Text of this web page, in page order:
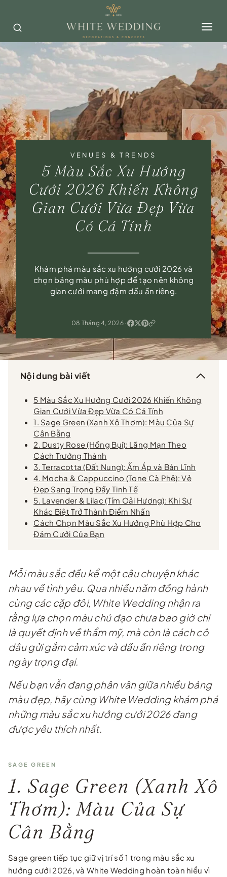
content
VENUES & TRENDS
5 Màu Sắc Xu Hướng
Cưới 2026 Khiến Không
Gian Cưới Vừa Đẹp Vừa
Có Cá Tính
Khám phá màu sắc xu hướng cưới 2026 và
chọn bảng màu phù hợp để tạo nên không
gian cưới mang đậm dấu ấn riêng.
08 Tháng 4, 2026 ·
Nội dung bài viết
5 Màu Sắc Xu Hướng Cưới 2026 Khiến Không
Gian Cưới Vừa Đẹp Vừa Có Cá Tính
1. Sage Green (Xanh Xô Thơm): Màu Của Sự
Cân Bằng
2. Dusty Rose (Hồng Bụi): Lãng Mạn Theo
Cách Trưởng Thành
3. Terracotta (Đất Nung): Ấm Áp và Bản Lĩnh
4. Mocha & Cappuccino (Tone Cà Phê): Vẻ
Đẹp Sang Trọng Đầy Tinh Tế
5. Lavender & Lilac (Tím Oải Hương): Khi Sự
Khác Biệt Trở Thành Điểm Nhấn
Cách Chọn Màu Sắc Xu Hướng Phù Hợp Cho
Đám Cưới Của Bạn
Mỗi màu sắc đều kể một câu chuyện khác
nhau về tình yêu. Qua nhiều năm đồng hành
cùng các cặp đôi, White Wedding nhận ra
rằng lựa chọn màu chủ đạo chưa bao giờ chỉ
là quyết định về thẩm mỹ, mà còn là cách cô
dâu gửi gắm cảm xúc và dấu ấn riêng trong
ngày trọng đại.
Nếu bạn vẫn đang phân vân giữa nhiều bảng
màu đẹp, hãy cùng White Wedding khám phá
những màu sắc xu hướng cưới 2026 đang
được yêu thích nhất.
SAGE GREEN
1. Sage Green (Xanh Xô
Thơm): Màu Của Sự
Cân Bằng
Sage green tiếp tục giữ vị trí số 1 trong màu sắc xu
hướng cưới 2026, và White Wedding hoàn toàn hiểu vì